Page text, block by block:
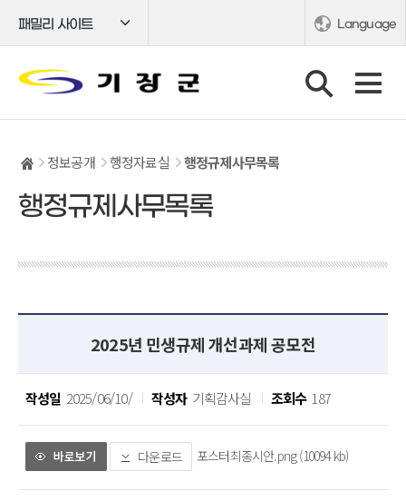
패밀리 사이트 Language
정보공개 행정자료실 행정규제사무목록
행정규제사무목록
2025년 민생규제 개선과제 공모전
작성일 2025/06/10/ 작성자 기획감사실 조회수 187
다운로드 포스터최종시안.png (10094 kb)